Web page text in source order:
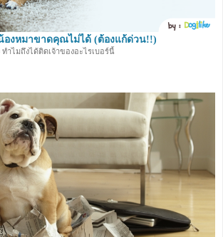
องหมาขาดคุณไม่ได้ (ต้องแก้ด่วน!!)
ำไมถึงได้ติดเจ้าของอะไรเบอร์นี้